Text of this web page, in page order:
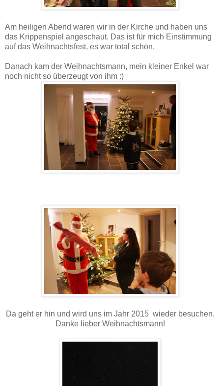
Am heiligen Abend waren wir in der Kirche und haben uns
das Krippenspiel angeschaut. Das ist für mich Einstimmung
auf das Weihnachtsfest, es war total schön.
Danach kam der Weihnachtsmann, mein kleiner Enkel war
noch nicht so überzeugt von ihm :)
Da geht er hin und wird uns im Jahr 2015 wieder besuchen.
Danke lieber Weihnachtsmann!